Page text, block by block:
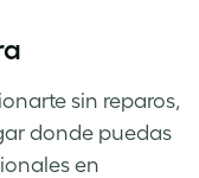
sin reparos,
donde puedas
en